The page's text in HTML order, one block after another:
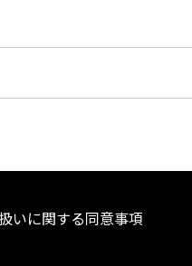
いに関する同意事項